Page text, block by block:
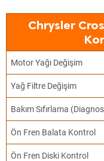
Chrysler
Motor Yağı Değişim
Yağ Filtre Değişim
Bakım Sıfırlama
Ön Fren Balata Kontrol
Ön Fren Diski Kontrol